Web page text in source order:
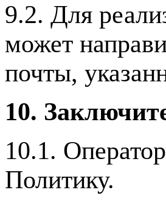
9.2. Для
может
почты,
10.
10.1.
Политику.